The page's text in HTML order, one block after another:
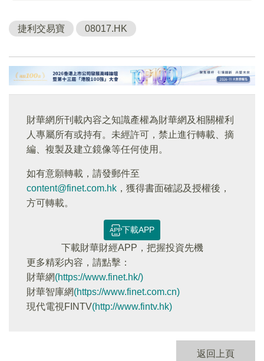
捷利交易寶 08017.HK
財華網所刊載內容之知識產權為財華網及相關權利
人專屬所有或持有。未經許可，禁止進行轉載、摘
編、複製及建立鏡像等任何使用。
如有意願轉載，請發郵件至
content@finet.com.hk ，獲得書面確認及授權後，
方可轉載。
下載APP
下載財華財經APP，把握投資先機
更多精彩内容，請點擊：
財華網(https://www.finet.hk/)
財華智庫網(https://www.finet.com.cn)
現代電視FINTV(http://www.fintv.hk)
返回上頁